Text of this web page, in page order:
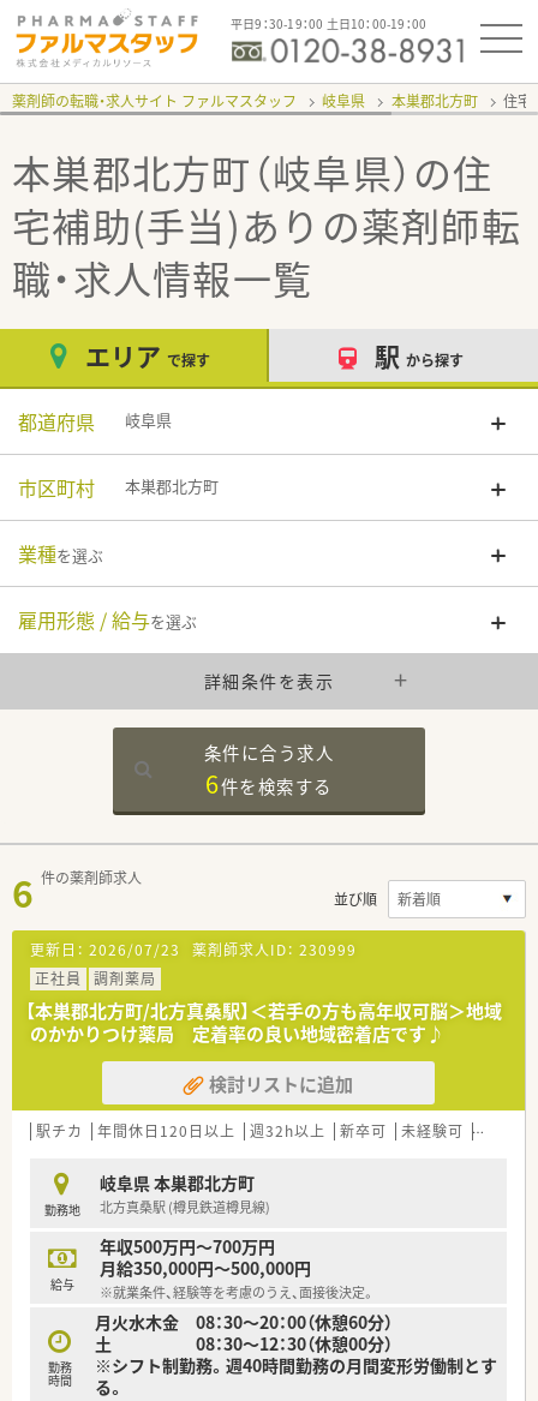
平日9：30-19：00 土日10：00-19：00
薬剤師の転職・求人サイト ファルマスタッフ 岐阜県 本巣郡北方町 住宅
本巣郡北方町（岐阜県）の住
宅補助(手当)あり の薬剤師転
職・求人情報一覧
エリア で探す 駅 から探す
都道府県 岐阜県
市区町村 本巣郡北方町
業種を選ぶ
雇用形態 / 給与を選ぶ
詳細条件を表示
条件に合う求人
6件を検索する
6 件の薬剤師求人
並び順
更新日： 2026/07/23 薬剤師求人ID： 230999
正社員
調剤薬局
【本巣郡北方町/北方真桑駅】＜若手の方も高年収可脳＞地域
のかかりつけ薬局 定着率の良い地域密着店です♪
検討リストに追加
駅チカ 年間休日120日以上 週32h以上 新卒可 未経験可 ブラン
勤務地
岐阜県 本巣郡北方町
北方真桑駅 (樽見鉄道樽見線)
給与
年収500万円～700万円
月給350,000円～500,000円
※就業条件、経験等を考慮のうえ、面接後決定。
勤務
時間
月火水木金 08：30～20：00（休憩60分）
土 08：30～12：30（休憩00分）
※シフト制勤務。週40時間勤務の月間変形労働制とす
る。